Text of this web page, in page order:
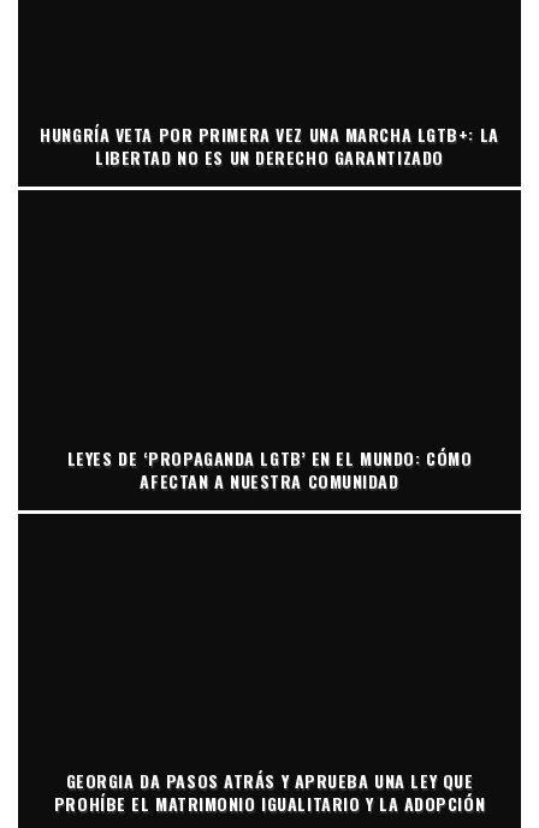
HUNGRÍA VETA POR PRIMERA VEZ UNA MARCHA LGTB+: LA
LIBERTAD NO ES UN DERECHO GARANTIZADO
LEYES DE ‘PROPAGANDA LGTB’ EN EL MUNDO: CÓMO
AFECTAN A NUESTRA COMUNIDAD
GEORGIA DA PASOS ATRÁS Y APRUEBA UNA LEY QUE
PROHÍBE EL MATRIMONIO IGUALITARIO Y LA ADOPCIÓN